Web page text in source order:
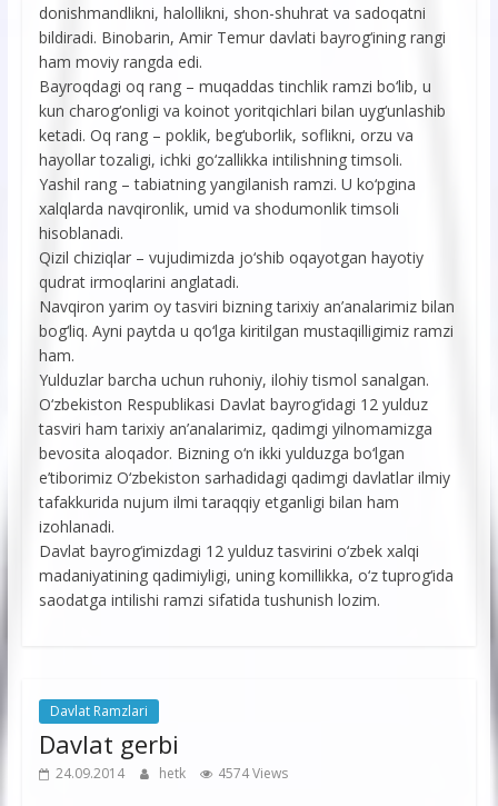
donishmandlikni, halollikni, shon-shuhrat va sadoqatni
bildiradi. Binobarin, Amir Temur davlati bayrog‘ining rangi
ham moviy rangda edi.
Bayroqdagi oq rang – muqaddas tinchlik ramzi bo‘lib, u
kun charog‘onligi va koinot yoritqichlari bilan uyg‘unlashib
ketadi. Oq rang – poklik, beg‘uborlik, soflikni, orzu va
hayollar tozaligi, ichki go‘zallikka intilishning timsoli.
Yashil rang – tabiatning yangilanish ramzi. U ko‘pgina
xalqlarda navqironlik, umid va shodumonlik timsoli
hisoblanadi.
Qizil chiziqlar – vujudimizda jo‘shib oqayotgan hayotiy
qudrat irmoqlarini anglatadi.
Navqiron yarim oy tasviri bizning tarixiy an’analarimiz bilan
bog‘liq. Ayni paytda u qo‘lga kiritilgan mustaqilligimiz ramzi
ham.
Yulduzlar barcha uchun ruhoniy, ilohiy tismol sanalgan.
O‘zbekiston Respublikasi Davlat bayrog‘idagi 12 yulduz
tasviri ham tarixiy an’analarimiz, qadimgi yilnomamizga
bevosita aloqador. Bizning o‘n ikki yulduzga bo‘lgan
e’tiborimiz O‘zbekiston sarhadidagi qadimgi davlatlar ilmiy
tafakkurida nujum ilmi taraqqiy etganligi bilan ham
izohlanadi.
Davlat bayrog‘imizdagi 12 yulduz tasvirini o‘zbek xalqi
madaniyatining qadimiyligi, uning komillikka, o‘z tuprog‘ida
saodatga intilishi ramzi sifatida tushunish lozim.
Davlat Ramzlari
Davlat gerbi
24.09.2014 hetk 4574 Views